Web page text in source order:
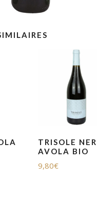
TRISOLE
AVOLA BIO
9,80€